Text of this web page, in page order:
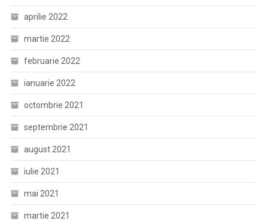
aprilie 2022
martie 2022
februarie 2022
ianuarie 2022
octombrie 2021
septembrie 2021
august 2021
iulie 2021
mai 2021
martie 2021